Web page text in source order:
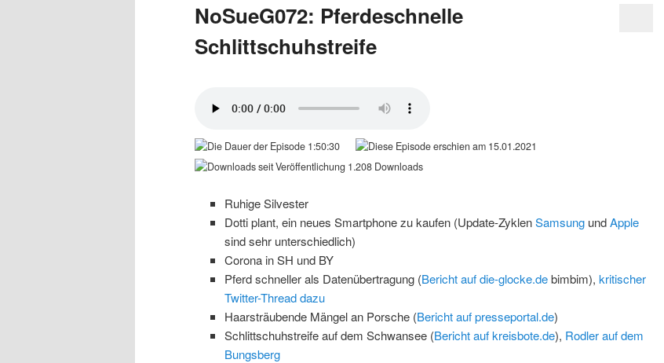
NoSueG072: Pferdeschnelle
Schlittschuhstreife
1:50:30
15.01.2021
1.208 Downloads
Ruhige Silvester
Dotti plant, ein neues Smartphone zu kaufen (Update-ZyklenSamsungundApple
sind sehr unterschiedlich)
Corona in SH und BY
Pferd schneller als Datenübertragung (Bericht auf die-glocke.debimbim), kritischer
Twitter-Thread dazu
Haarsträubende Mängel an Porsche (Bericht auf presseportal.de)
Schlittschuhstreife auf dem Schwansee (Bericht auf kreisbote.de), Rodler auf dem
Bungsberg